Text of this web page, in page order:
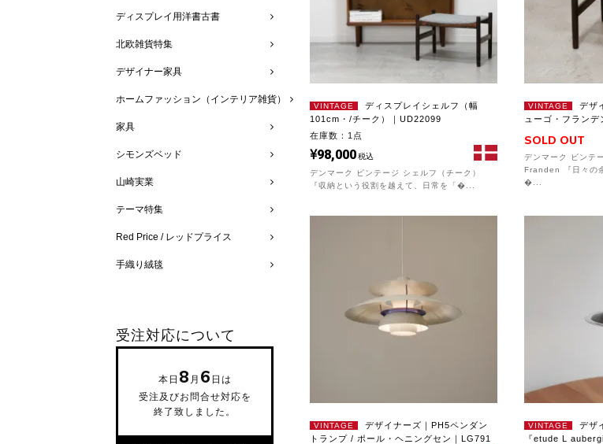
ディスプレイ用洋書古書
北欧雑貨特集
デザイナー家具
ホームファッション（インテリア雑貨）
家具
シモンズベッド
山崎実業
テーマ特集
Red Price / レッドプライス
手織り絨毯
受注対応について
本日 8 月 6 日は
受注及びお問合せ対応を
終了致しました。
VINTAGE
ディスプレイシェルフ（幅
101cm・/チーク）｜UD22099
在庫数：1点
98,000 税込
デンマーク ビンテージ シェルフ（チーク）
『収納という役割を越えて、日常を「�...
VINTAGE
デザ
ューゴ・フラン
SOLD OUT
デンマーク ビンテ
Franden 『日々の
�...
VINTAGE
デザイナーズ｜PH5ペンダン
トランプ / ポール・ヘニングセン｜LG791
VINTAGE
デザ
『etude L